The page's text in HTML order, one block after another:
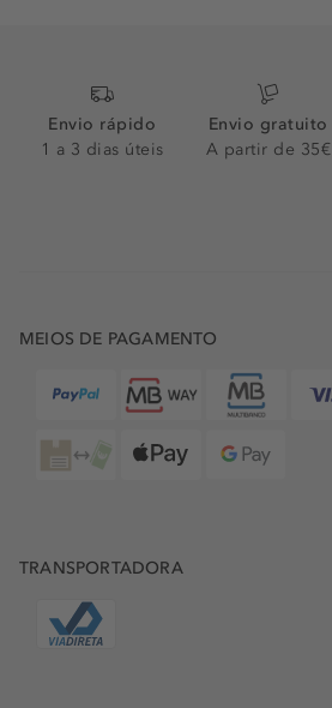
Envio rápido
1 a 3 dias úteis
Envio gratuito
A partir de 35€
MEIOS DE PAGAMENTO
TRANSPORTADORA